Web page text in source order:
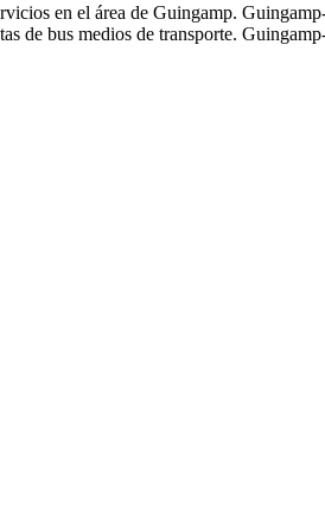
en el área de Guingamp.
de bus medios de transporte.